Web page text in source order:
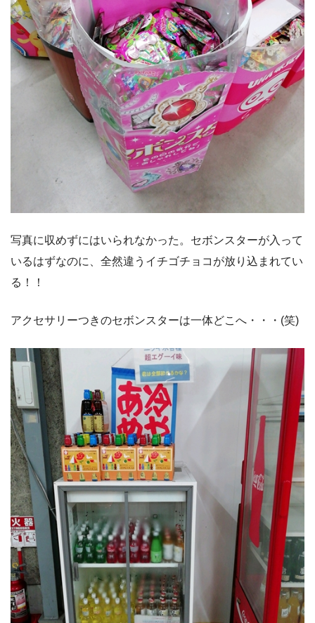
写真に収めずにはいられなかった。セボンスターが入って
いるはずなのに、全然違うイチゴチョコが放り込まれてい
る！！
アクセサリーつきのセボンスターは一体どこへ・・・(笑)